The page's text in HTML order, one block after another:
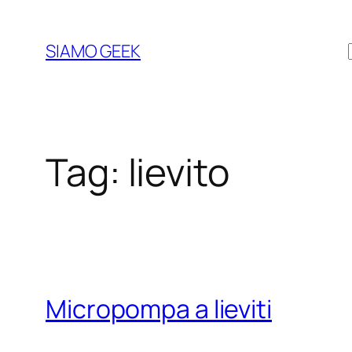
contenuto
SIAMO GEEK
Tag: lievito
Micropompa a lieviti